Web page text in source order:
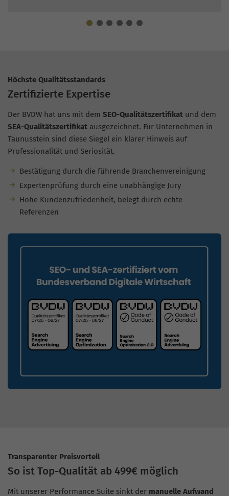
Höchste Qualitätsstandards
Zertifizierte Expertise
Der BVDW hat uns mit dem SEO-Qualitätszertifikat und dem
SEA-Qualitätszertifikat ausgezeichnet. Für Unternehmen in
Taunusstein sind diese Siegel ein klarer Hinweis auf
Professionalität und Seriosität.
Bestätigung durch die führende Branchenvereinigung
Expertenprüfung durch eine unabhängige Jury
Hohe Kundenzufriedenheit, belegt durch echte
Referenzen
Transparenter Preisvorteil
So ist Top-Qualität ab 499€ möglich
Mit unserer Performance Suite sinkt der manuelle Aufwand